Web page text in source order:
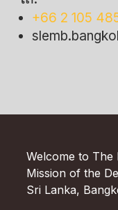
+66 2 105
Welcome to The
Mission of the
Sri Lanka,